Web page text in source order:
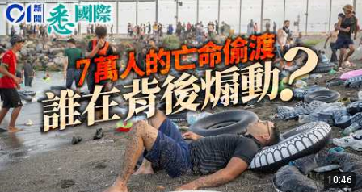
10:46